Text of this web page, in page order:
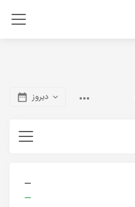
دیروز
—
—